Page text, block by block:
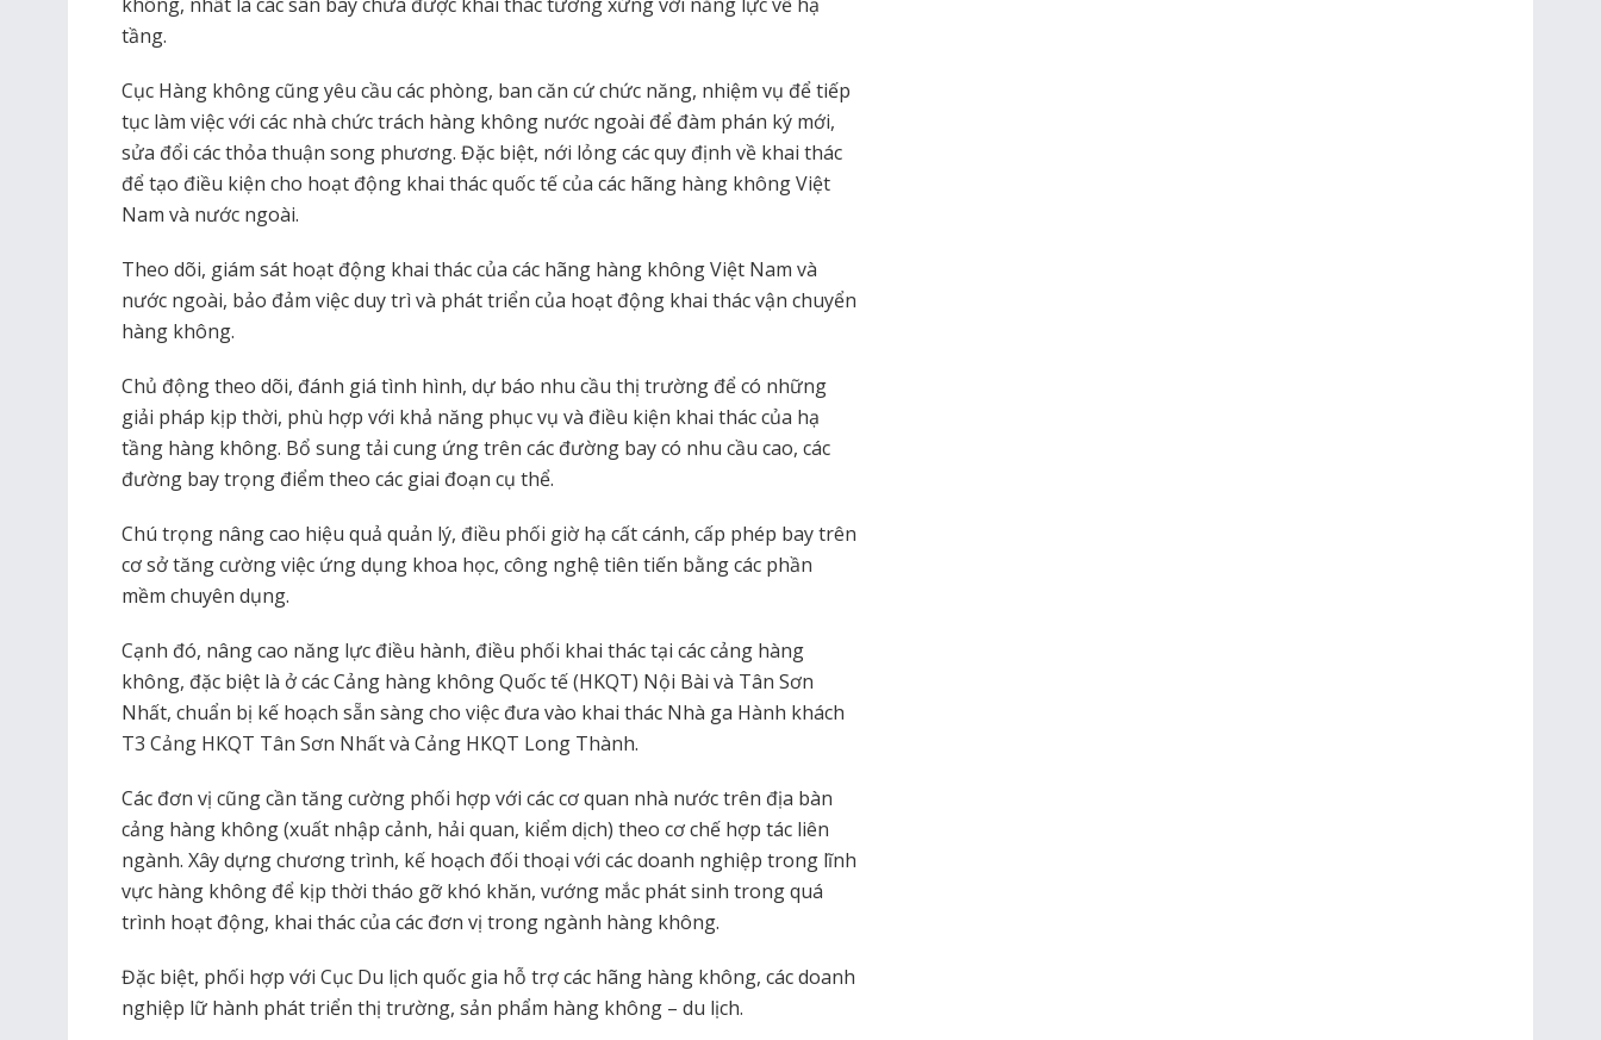
tầng.
Cục Hàng không cũng yêu cầu các phòng, ban căn cứ chức năng, nhiệm vụ để tiếp
tục làm việc với các nhà chức trách hàng không nước ngoài để đàm phán ký mới,
sửa đổi các thỏa thuận song phương. Đặc biệt, nới lỏng các quy định về khai thác
để tạo điều kiện cho hoạt động khai thác quốc tế của các hãng hàng không Việt
Nam và nước ngoài.
Theo dõi, giám sát hoạt động khai thác của các hãng hàng không Việt Nam và
nước ngoài, bảo đảm việc duy trì và phát triển của hoạt động khai thác vận chuyển
hàng không.
Chủ động theo dõi, đánh giá tình hình, dự báo nhu cầu thị trường để có những
giải pháp kịp thời, phù hợp với khả năng phục vụ và điều kiện khai thác của hạ
tầng hàng không. Bổ sung tải cung ứng trên các đường bay có nhu cầu cao, các
đường bay trọng điểm theo các giai đoạn cụ thể.
Chú trọng nâng cao hiệu quả quản lý, điều phối giờ hạ cất cánh, cấp phép bay trên
cơ sở tăng cường việc ứng dụng khoa học, công nghệ tiên tiến bằng các phần
mềm chuyên dụng.
Cạnh đó, nâng cao năng lực điều hành, điều phối khai thác tại các cảng hàng
không, đặc biệt là ở các Cảng hàng không Quốc tế (HKQT) Nội Bài và Tân Sơn
Nhất, chuẩn bị kế hoạch sẵn sàng cho việc đưa vào khai thác Nhà ga Hành khách
T3 Cảng HKQT Tân Sơn Nhất và Cảng HKQT Long Thành.
Các đơn vị cũng cần tăng cường phối hợp với các cơ quan nhà nước trên địa bàn
cảng hàng không (xuất nhập cảnh, hải quan, kiểm dịch) theo cơ chế hợp tác liên
ngành. Xây dựng chương trình, kế hoạch đối thoại với các doanh nghiệp trong lĩnh
vực hàng không để kịp thời tháo gỡ khó khăn, vướng mắc phát sinh trong quá
trình hoạt động, khai thác của các đơn vị trong ngành hàng không.
Đặc biệt, phối hợp với Cục Du lịch quốc gia hỗ trợ các hãng hàng không, các doanh
nghiệp lữ hành phát triển thị trường, sản phẩm hàng không – du lịch.